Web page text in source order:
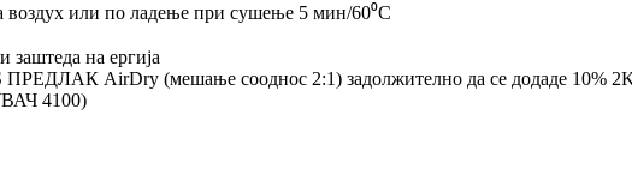
или по ладење при сушење 5 мин/60⁰C
на ергија
ПРЕДЛАК AirDry (мешање сооднос 2:1) задолжително да се додаде 10%
4100)